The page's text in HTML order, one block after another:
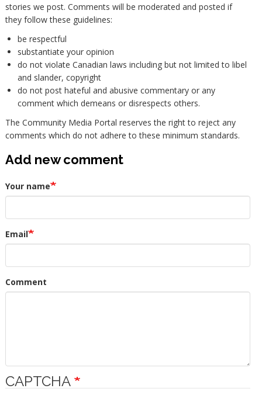
stories we post. Comments will be moderated and posted if
they follow these guidelines:
be respectful
substantiate your opinion
do not violate Canadian laws including but not limited to libel
and slander, copyright
do not post hateful and abusive commentary or any
comment which demeans or disrespects others.
The Community Media Portal reserves the right to reject any
comments which do not adhere to these minimum standards.
Add new comment
Your name
Email
Comment
CAPTCHA